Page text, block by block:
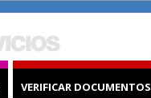
VERIFICAR DOCUMENTOS